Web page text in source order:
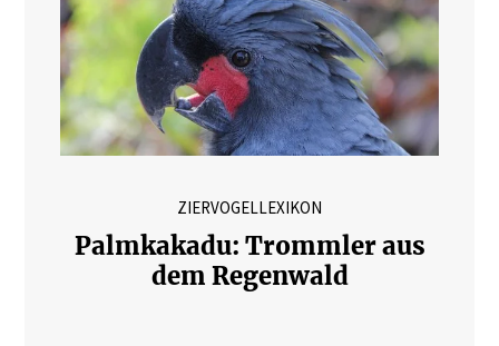
ZIERVOGELLEXIKON
Palmkakadu: Trommler aus
dem Regenwald